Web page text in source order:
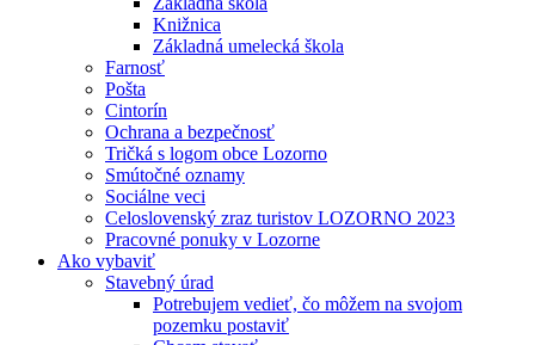
Knižnica
Základná umelecká škola
Farnosť
Pošta
Cintorín
Ochrana a bezpečnosť
Tričká s logom obce Lozorno
Smútočné oznamy
Sociálne veci
Celoslovenský zraz turistov LOZORNO 2023
Pracovné ponuky v Lozorne
Ako vybaviť
Stavebný úrad
Potrebujem vedieť, čo môžem na svojom
pozemku postaviť